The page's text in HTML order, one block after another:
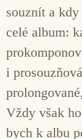
souznít a
celé album:
i
Vždy však
bych k albu